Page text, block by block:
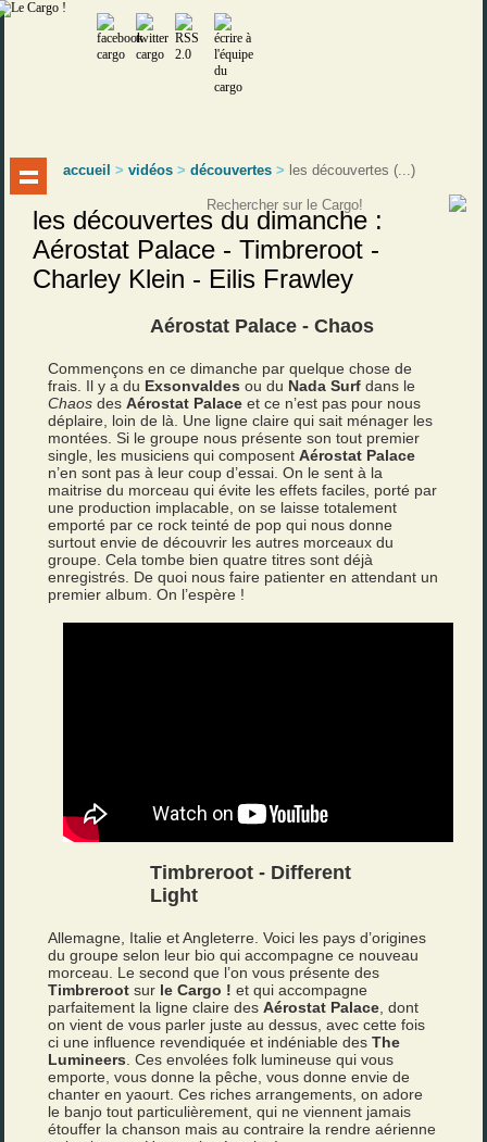
accueil >vidéos >découvertes > les découvertes (...)
les découvertes du dimanche :
Aérostat Palace - Timbreroot -
Charley Klein - Eilis Frawley
Aérostat Palace - Chaos
Commençons en ce dimanche par quelque chose de
frais. Il y a du Exsonvaldesou du Nada Surf dans le
ChaosdesAérostat Palace et ce n’est pas pour nous
déplaire, loin de là. Une ligne claire qui sait ménager les
montées. Si le groupe nous présente son tout premier
single, les musiciens qui composentAérostat Palace
n’en sont pas à leur coup d’essai. On le sent à la
maitrise du morceau qui évite les effets faciles, porté par
une production implacable, on se laisse totalement
emporté par ce rock teinté de pop qui nous donne
surtout envie de découvrir les autres morceaux du
groupe. Cela tombe bien quatre titres sont déjà
enregistrés. De quoi nous faire patienter en attendant un
premier album. On l’espère !
Timbreroot - Different
Light
Allemagne, Italie et Angleterre. Voici les pays d’origines
du groupe selon leur bio qui accompagne ce nouveau
morceau. Le second que l’on vous présente des
Timbrerootsur le Cargo ! et qui accompagne
parfaitement la ligne claire desAérostat Palace , dont
on vient de vous parler juste au dessus, avec cette fois
ci une influence revendiquée et indéniable desThe
Lumineers . Ces envolées folk lumineuse qui vous
emporte, vous donne la pêche, vous donne envie de
chanter en yaourt. Ces riches arrangements, on adore
le banjo tout particulièrement, qui ne viennent jamais
étouffer la chanson mais au contraire la rendre aérienne